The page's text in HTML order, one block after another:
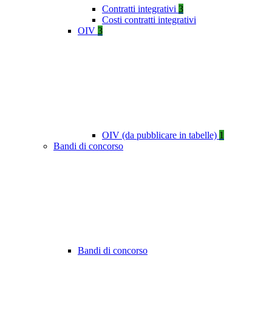
Contratti integrativi 3
Costi contratti integrativi
OIV 3
OIV (da pubblicare in tabelle) 1
Bandi di concorso
Bandi di concorso